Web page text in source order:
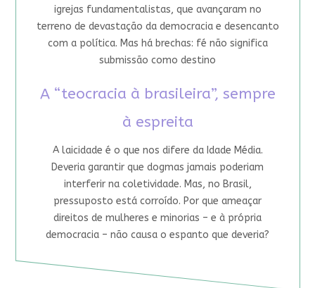
igrejas fundamentalistas, que avançaram no
terreno de devastação da democracia e desencanto
com a política. Mas há brechas: fé não significa
submissão como destino
A “teocracia à brasileira”, sempre
à espreita
A laicidade é o que nos difere da Idade Média.
Deveria garantir que dogmas jamais poderiam
interferir na coletividade. Mas, no Brasil,
pressuposto está corroído. Por que ameaçar
direitos de mulheres e minorias – e à própria
democracia – não causa o espanto que deveria?